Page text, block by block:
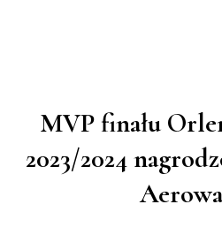
MVP finału
2023/2024